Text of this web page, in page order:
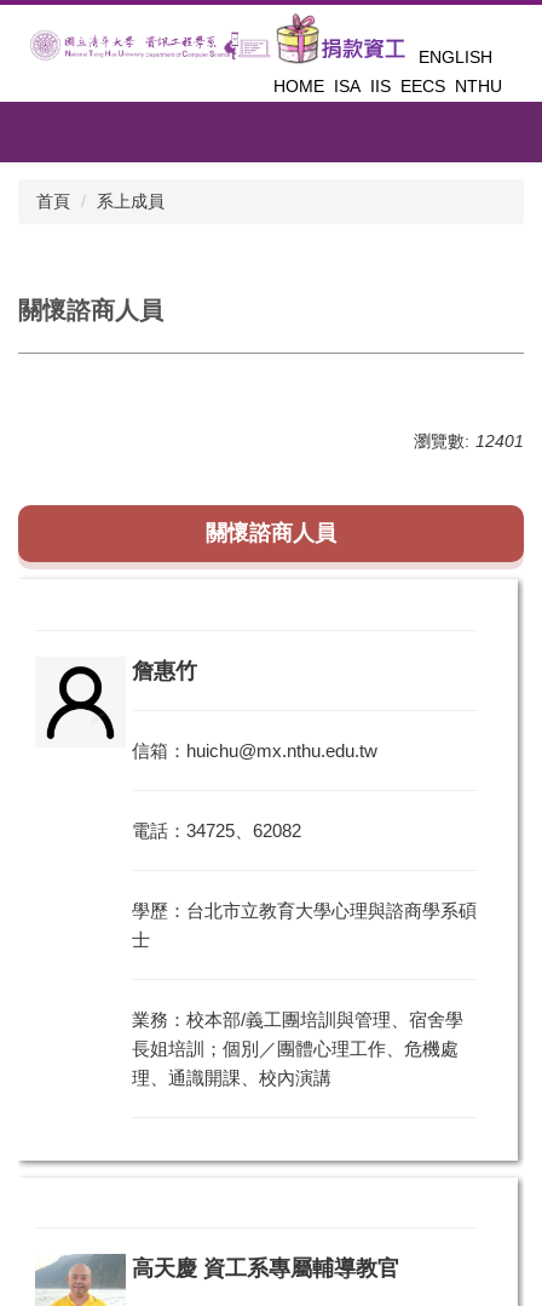
ENGLISH
HOME ISA IIS EECS NTHU
首頁 系上成員
關懷諮商人員
瀏覽數: 12401
關懷諮商人員
詹惠竹
信箱： huichu@mx.nthu.edu.tw
電話：34725、62082
學歷：台北市立教育大學心理與諮商學系碩
士
業務：校本部/義工團培訓與管理、宿舍學
長姐培訓；個別／團體心理工作、危機處
理、通識開課、校內演講
高天慶 資工系專屬輔導教官